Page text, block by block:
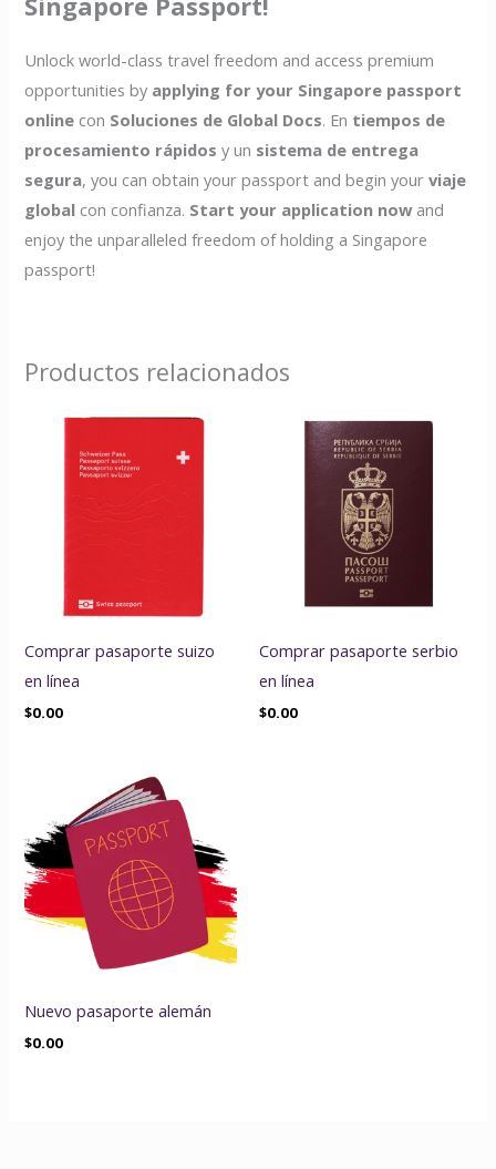
Unlock world-class travel freedom and access premium
opportunities by applying for your Singapore passport
online con Soluciones de Global Docs. En tiempos de
procesamiento rápidos y un sistema de entrega
segura, you can obtain your passport and begin yourviaje
global con confianza. Start your application now and
enjoy the unparalleled freedom of holding a Singapore
passport!
Productos relacionados
Comprar pasaporte suizo
en línea
$0.00
Comprar pasaporte serbio
en línea
$0.00
Nuevo pasaporte alemán
$0.00